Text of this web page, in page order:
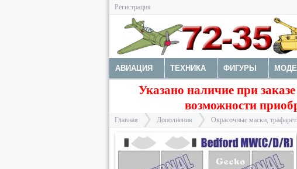
Регистрация
АВИАЦИЯ ТЕХНИКА ФИГУРЫ
ДОПОЛНЕНИЯ ДЕКАЛИ КОЛЕСА
КРАСКИ И
Указано наличие при
возможности
Главная Дополнения Окрасочные маски,